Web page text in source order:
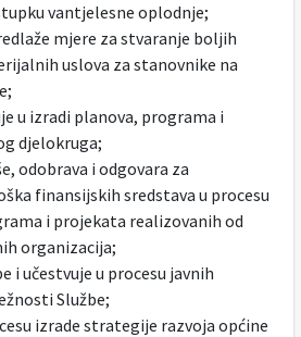
vantjelesne oplodnje;
mjere za stvaranje boljih
uslova za stanovnike na
u izradi planova, programa i
djelokruga;
odobrava i odgovara za
finansijskih sredstava u procesu
i projekata realizovanih od
organizacija;
i učestvuje u procesu javnih
Službe;
izrade strategije razvoja općine